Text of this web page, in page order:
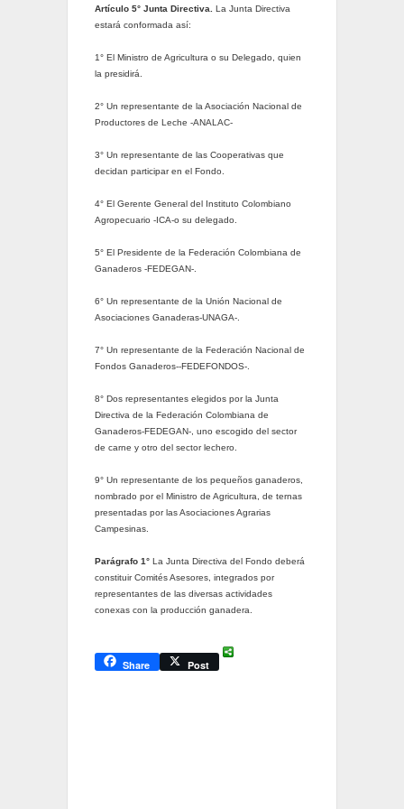
Artículo 5° Junta Directiva.
La Junta Directiva
estará conformada así:
1° El Ministro de Agricultura o su Delegado, quien
la presidirá.
2° Un representante de la Asociación Nacional de
Productores de Leche -ANALAC-
3° Un representante de las Cooperativas que
decidan participar en el Fondo.
4° El Gerente General del Instituto Colombiano
Agropecuario -ICA-o su delegado.
5° El Presidente de la Federación Colombiana de
Ganaderos -FEDEGAN-.
6° Un representante de la Unión Nacional de
Asociaciones Ganaderas-UNAGA-.
7° Un representante de la Federación Nacional de
Fondos Ganaderos--FEDEFONDOS-.
8° Dos representantes elegidos por la Junta
Directiva de la Federación Colombiana de
Ganaderos-FEDEGAN-, uno escogido del sector
de carne y otro del sector lechero.
9° Un representante de los pequeños ganaderos,
nombrado por el Ministro de Agricultura, de ternas
presentadas por las Asociaciones Agrarias
Campesinas.
Parágrafo 1°La Junta Directiva del Fondo deberá
constituir Comités Asesores, integrados por
representantes de las diversas actividades
conexas con la producción ganadera.
Share Post